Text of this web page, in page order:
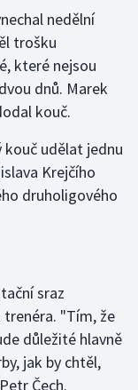
nedělní
trošku
které nejsou
dnů. Marek
kouč.
kouč udělat jednu
Krejčího
druholigového
sraz
"Tím, že
důležité hlavně
jak by chtěl,
Čech.